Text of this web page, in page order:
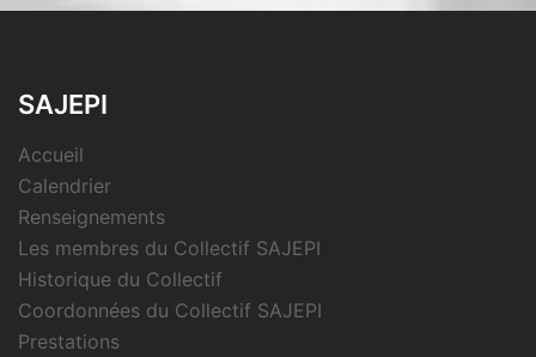
SAJEPI
Accueil
Calendrier
Renseignements
Les membres du Collectif SAJEPI
Historique du Collectif
Coordonnées du Collectif SAJEPI
Prestations